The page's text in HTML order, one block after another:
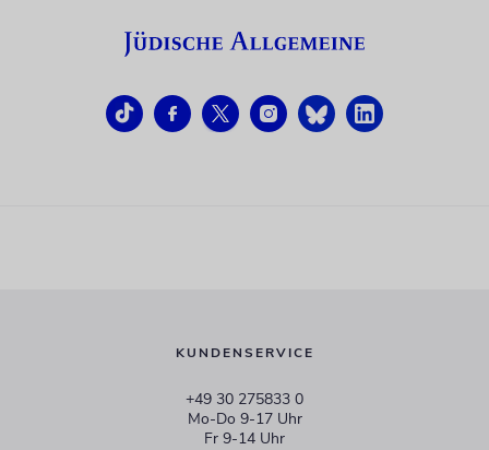
KUNDENSERVICE
+49 30 275833 0
Mo-Do 9-17 Uhr
Fr 9-14 Uhr